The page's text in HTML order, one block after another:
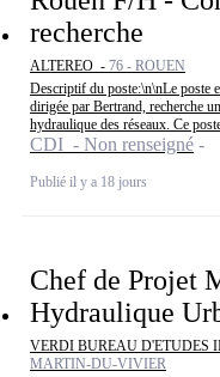
recherche
ALTEREO - 76 - ROUEN
Descriptif du poste:\n\nLe poste
dirigée par Bertrand, recherche
hydraulique des réseaux. Ce
CDI - Non renseigné
Publié il y a 18 jours
Chef de Projet
Hydraulique
VERDI BUREAU D'ETUDES
MARTIN-DU-VIVIER